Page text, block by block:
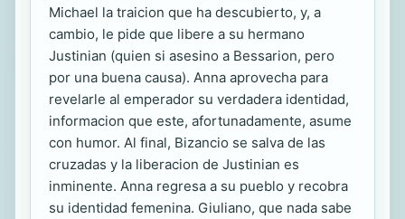
Michael la traicion que ha descubierto, y, a
cambio, le pide que libere a su hermano
Justinian (quien si asesino a Bessarion, pero
por una buena causa). Anna aprovecha para
revelarle al emperador su verdadera identidad,
informacion que este, afortunadamente, asume
con humor. Al final, Bizancio se salva de las
cruzadas y la liberacion de Justinian es
inminente. Anna regresa a su pueblo y recobra
su identidad femenina. Giuliano, que nada sabe